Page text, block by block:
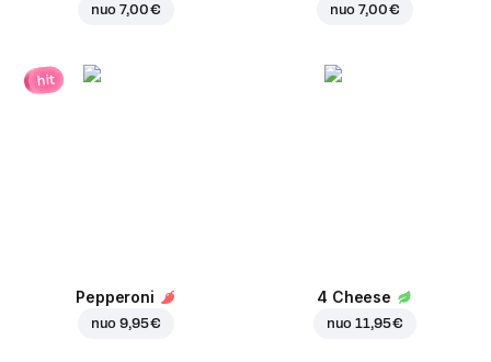
nuo7,00 € nuo7,00 €
hit
Pepperoni
nuo9,95 €
4 Cheese
nuo11,95 €